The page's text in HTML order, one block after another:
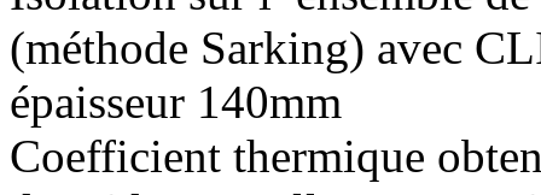
(méthode Sarking) avec
épaisseur 140mm
Coefficient thermique